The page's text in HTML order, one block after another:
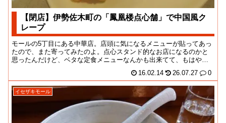
【閉店】伊勢佐木町の「鳳凰楼点心舗」で中国風ク
レープ
モールの5丁目にある中華店。店頭に気になるメニューが貼ってあっ
たので、また寄ってみたのよ。点心スタンド的なお店になるのかと
思ったんだけど、ベタな定食メニューなんかも出来てて、もはやそ
16.02.14 26.07.27 0
イセザキモール